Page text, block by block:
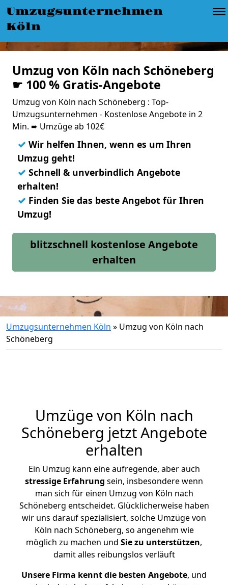
Umzugsunternehmen
Köln
Umzug von Köln nach Schöneberg
☛ 100 % Gratis-Angebote
Umzug von Köln nach Schöneberg : Top-
Umzugsunternehmen - Kostenlose Angebote in 2
Min. ➨ Umzüge ab 102€
✓ Wir helfen Ihnen, wenn es um Ihren
Umzug geht!
✓ Schnell & unverbindlich Angebote
erhalten!
✓ Finden Sie das beste Angebot für Ihren
Umzug!
blitzschnell kostenlose Angebote
erhalten
Umzugsunternehmen Köln » Umzug von Köln nach
Schöneberg
Umzüge von Köln nach
Schöneberg jetzt Angebote
erhalten
Ein Umzug kann eine aufregende, aber auch
stressige Erfahrung sein, insbesondere wenn
man sich für einen Umzug von Köln nach
Schöneberg entscheidet. Glücklicherweise haben
wir uns darauf spezialisiert, solche Umzüge von
Köln nach Schöneberg, so angenehm wie
möglich zu machen und Sie zu unterstützen,
damit alles reibungslos verläuft
Unsere Firma kennt die besten Angebote, und